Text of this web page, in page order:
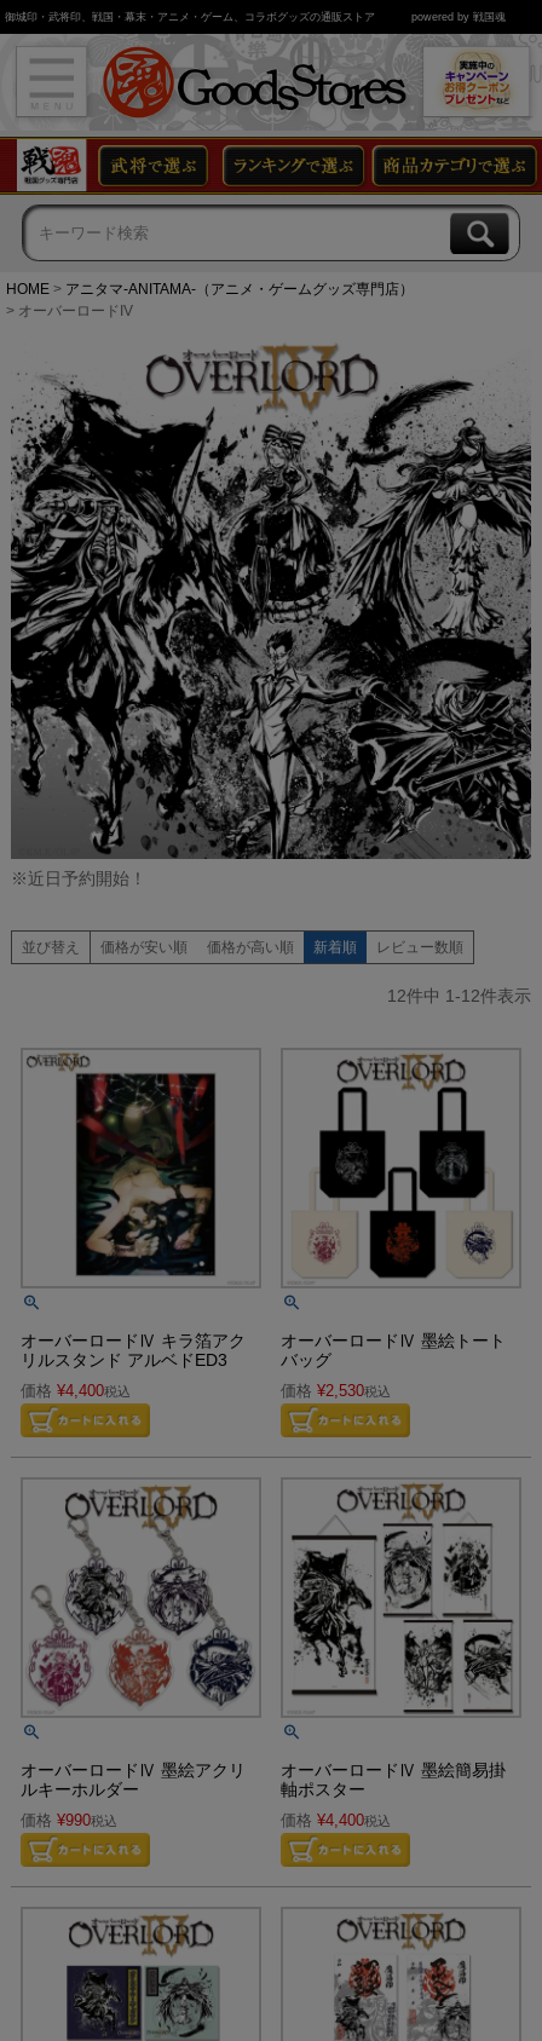
御城印・武将印、戦国・幕末・アニメ・ゲーム、コラボグッズの通販ストア powered by 戦国魂
HOME
アニタマ-ANITAMA-（アニメ・ゲームグッズ専門店）
オーバーロードIV
※近日予約開始！
並び替え 価格が安い順 価格が高い順 新着順 レビュー数順
12件中 1-12件表示
オーバーロードⅣ キラ箔アク
リルスタンド アルベドED3
価格 ¥4,400税込
オーバーロードⅣ 墨絵トート
バッグ
価格 ¥2,530税込
オーバーロードⅣ 墨絵アクリ
ルキーホルダー
価格 ¥990税込
オーバーロードⅣ 墨絵簡易掛
軸ポスター
価格 ¥4,400税込